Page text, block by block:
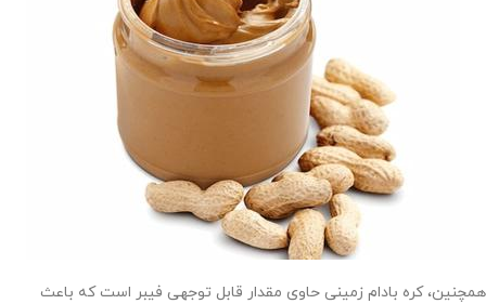
همچنین، کره بادام زمینی حاوی مقدار قابل توجهی فیبر است که باعث